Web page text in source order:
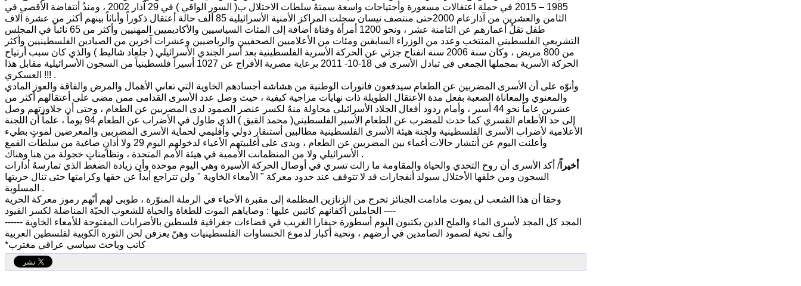
1985 – 2015 في حملة اعتقالات مسعورة وأجتياحات واسعة سمتهُ سلطات الاحتلال ب( السور الواقي ) في 29 آذار 2002 ، ومنذُ أنتفاضة الأقصى في
الثامن والعشرين من آذارعام 2000حتى منتصف نيسان سجلت المراكز الأمنية الأسرائيلية 85 ألف حالة أعتقال ذكوراً وأناثاً بينهم أكثر من عشرة آلاف
طفل تقلُ أعمارهم عن الثامنة عشر ، ونحو 1200 أمرأة وفتاة أضافة إلى المئات السياسيين والأكاديميين المهنيين وأكثر من 65 نائباً في المجلس
التشريعي الفلسطيني المنتخب وعدد من الوزراء السابقين ومئات من الأعلاميين الصحفيين والرياضيين وعشرات آخرين من الصيادين الفلسطينيين وأكثر
من 800 مريض ، وكان سنة 2006 سنة انفتاح جزئي عن الحركة الأسرية الفلسطينية بعد أسر الجندي الأسرائيلي ( جلعاد شاليط ) والذي كان سبب أرتياح
الحركة الأسرية بمجملها الجمعي في تبادل الأسرى في 18-10- 2011 برعاية مصرية الأفراج عن 1027 أسيراً فلسطينياً من السجون الأسرائيلية مقابل هذا
العسكري !!! .
وأنوّه على أن الأسرى المضربين عن الطعام سيدفعون فاتورات الوطنية من هشاشة أجسادهم الخاوية التي تعاني الأهمال والمرض والفاقة والعوز المادي
والمعنوي والمعاناة الصعبة بفعل مدة الأعتقال الطويلة ذات نهايات مزاجية كيفية ، حيث وصل عدد الأسرى القدامى ممن مضى على أعتقالهم أكثر من
عشرين عاماً نحو 44 أسير ، وأمام ردود أفعال الجلاد الأسرائيلي محاولة منهُ لكسر عنصر الصمود لدى المضربين عن الطعام ، وحتى أن جلاوزتهم وصل
إلى حد الأطعام القسري كما حدث للمضرب عن الطعام الأسير الفلسطيني( محمد القيق ) الذي طاول في الأضراب عن الطعام 94 يوماً ، علماً أن اللجنة
الأعلامية لأضراب الأسرى الفلسطينية ولجنة هيئة الأسرى الفلسطينية مطالبين أستنفار دولي وأقليمي لحماية الأسرى المضربين والمعرضين لموتٍ بطيء
وأعلنت اليوم عن أنتشار حالات أغماء بين المضربين عن الطعام ، وبدى على أغلبيتهم الأعياء لدخولهم اليوم 29 ولا أذانٍ صاغية من سلطات القمع
الأسرائيلي ولا من المنظمانت الأممية في هيئة الأمم المتحدة ، وتظامناتٍ خجولة من هنا وهناك .
أخيراً/ أكد الأسرى أن روح التحدي والحياة والمقاومة ما زالت تسري في أوصال الحركة الأسيرة وهي اليوم موحدة وأن زيادة الضغط الذي تمارسهُ أدارات
السجون ومن خلفها الأحتلال سيولد أنفجارات قد لا تتوقف عند حدود معركة " الأمعاء الخاوية " ولن تتراجع أبداً عن حقها وكرامتها حتى تنال حريتها
المسلوبة .
وحقا أن هذا الشعب لن يموت مادامت الجنائز تخرج من الزنازين المظلمة إلى مقبرة الأحياء في الرملة المنوّرة ، طوبى لهم أنّهم رموز معركة الحرية
الحاملين أكفانهم كاتبين عليها : وصاياهم الموت للطغاة والحياة للشعوب الحيّة المناضلة لكسر القيود ----
المجد كل المجد لأسرى الماء والملح الذين يكتبون اليوم أسطورة جيفارا الغريب في فضاءات جغرافية فلسطين بالأضرابات المفتوحة للأمعاء الخاوية ------
وألف تحية لصمود الصامدين في أرضهم ، وتحية أكبار لدموع الخنساوات الفلسطينيات وهنّ يعزفن لحن الثورة الكوبية لفلسطين العربية
*كاتب وباحث سياسي عراقي مغترب